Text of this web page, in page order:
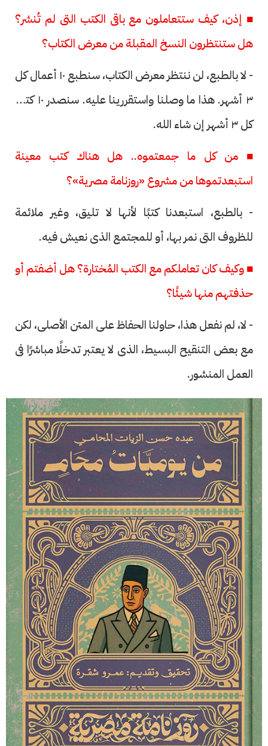
■ إذن، كيف ستتعاملون مع باقى الكتب التى لم تُنشر؟
هل ستنتظرون النسخ المقبلة من معرض الكتاب؟
- لا بالطبع، لن ننتظر معرض الكتاب، سنطبع ١٠ أعمال كل
٣ أشهر. هذا ما وصلنا واستقررينا عليه. سنصدر ١٠ كتب
كل ٣ أشهر إن شاء الله.
■ من كل ما جمعتموه.. هل هناك كتب معينة
استبعدتموها من مشروع «روزنامة مصرية»؟
- بالطبع، استبعدنا كتبًا لأنها لا تليق، وغير ملائمة
للظروف التى نمر بها، أو للمجتمع الذى نعيش فيه.
■ وكيف كان تعاملكم مع الكتب المُختارة؟ هل أضفتم أو
حذفتهم منها شيئًا؟
- لا، لم نفعل هذا، حاولنا الحفاظ على المتن الأصلى، لكن
مع بعض التنقيح البسيط، الذى لا يعتبر تدخلًا مباشرًا فى
العمل المنشور.